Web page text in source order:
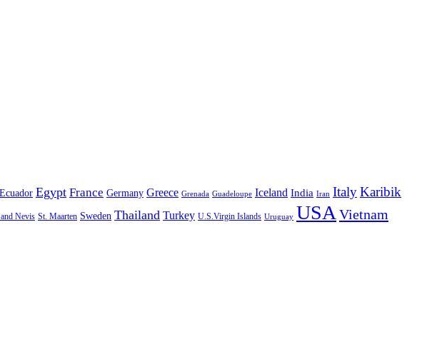
Ecuador Egypt France Germany Greece Grenada Guadeloupe Iceland India Iran ItalyKaribik
Nevis St. Maarten Sweden Thailand Turkey U.S.Virgin Islands Uruguay USAVietnam